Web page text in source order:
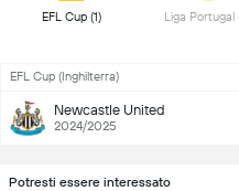
EFL Cup (1)
EFL Cup (Inghilterra)
Newcastle United
2024/2025
Potresti essere interessato